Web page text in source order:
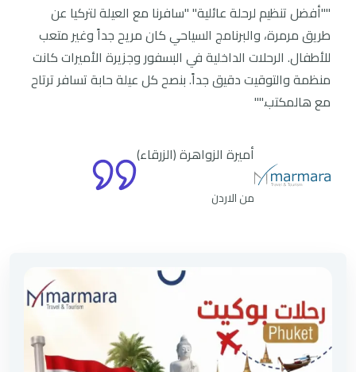
""أفضل تنظيم لرحلة عائلية" "سافرنا مع العيلة لتركيا عن
طريق مرمرة، والبرنامج السياحي كان مريح جداً وغير متعب
للأطفال. الرحلات الداخلية في البسفور وجزيرة الأميرات كانت
منظمة والتوقيت دقيق جداً. بنصح كل عيلة حابة تسافر ترتاح
مع هالمكتب.""
أميرة الزواهرة (الزرقاء)
من الاردن